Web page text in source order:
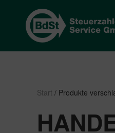
Start / Produkte